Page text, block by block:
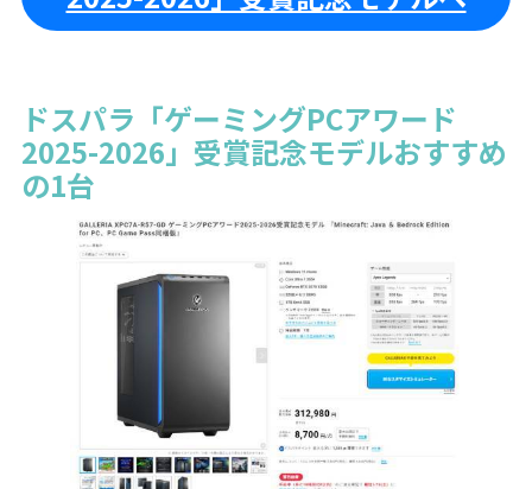
ドスパラ「ゲーミングPCアワード
2025-2026」受賞記念モデルおすすめ
の1台